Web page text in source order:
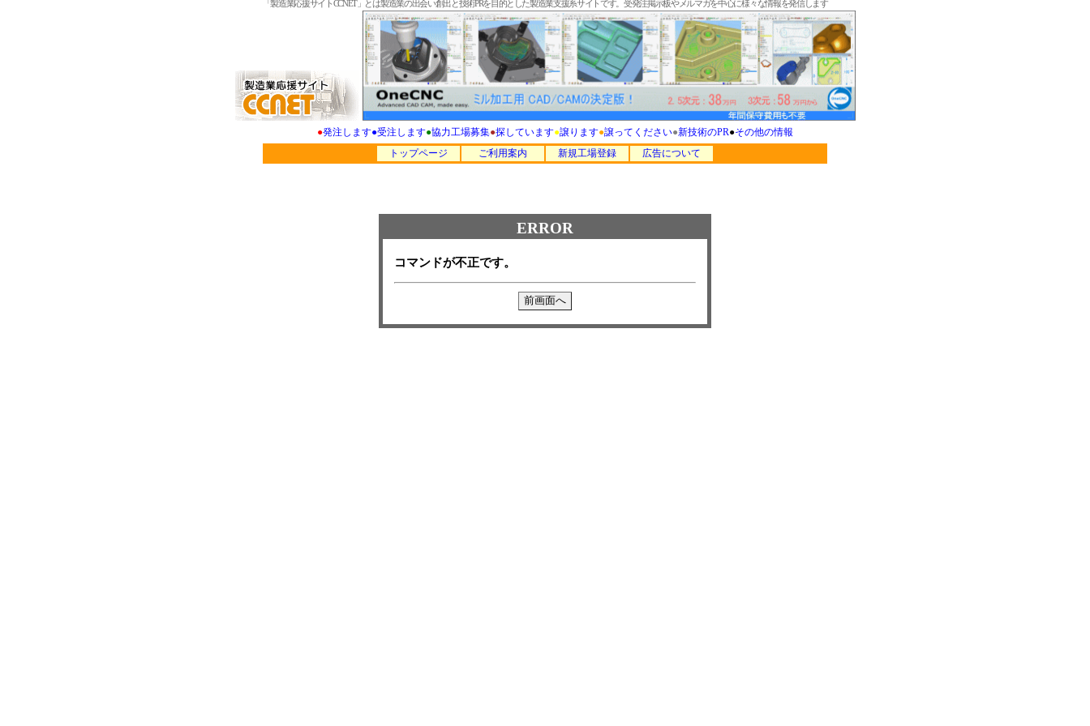
「製造業応援サイトCCNET」とは製造業の出会い創出と技術PRを目的とした製造業支援系サイトです。受発注掲示板やメルマガを中心に様々な情報を発信します
●発注します●受注します●協力工場募集●探しています●譲ります●譲ってください●新技術のPR●その他の情報
トップページ
ご利用案内 新規工場登録 広告について
ERROR
コマンドが不正です。